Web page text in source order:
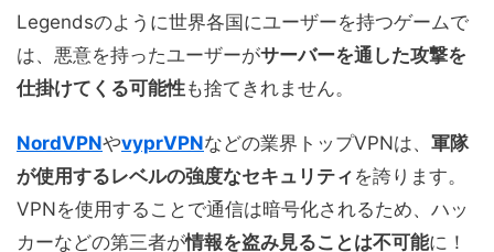
Legendsのように世界各国にユーザーを持つゲームで
は、悪意を持ったユーザーがサーバーを通した攻撃を
仕掛けてくる可能性も捨てきれません。
NordVPNやvyprVPNなどの業界トップVPNは、 軍隊
が使用するレベルの強度なセキュリティ を誇ります。
VPNを使用することで通信は暗号化されるため、ハッ
カーなどの第三者が情報を盗み見ることは不可能に！